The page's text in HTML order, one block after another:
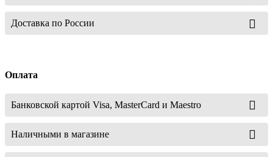
Доставка по России
Оплата
Банковской картой Visa, MasterCard и Maestro
Наличными в магазине